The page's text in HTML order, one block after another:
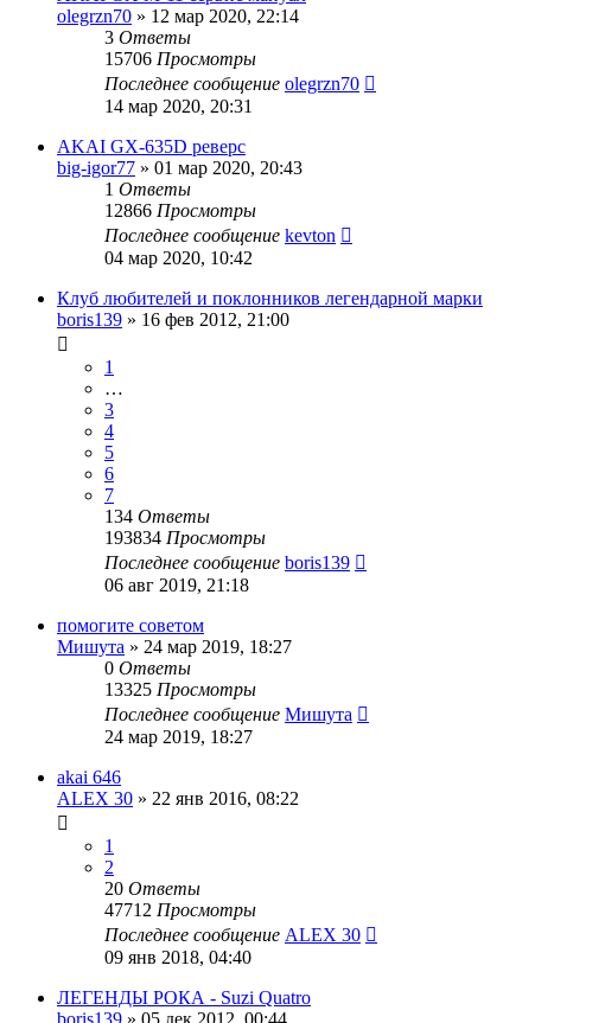
olegrzn70 » 12 мар 2020, 22:14
3 Ответы
15706 Просмотры
Последнее сообщение olegrzn70
14 мар 2020, 20:31
AKAI GX-635D реверс
big-igor77 » 01 мар 2020, 20:43
1 Ответы
12866 Просмотры
Последнее сообщение kevton
04 мар 2020, 10:42
Клуб любителей и поклонников легендарной марки
boris139 » 16 фев 2012, 21:00
1
…
3
4
5
6
7
134 Ответы
193834 Просмотры
Последнее сообщение boris139
06 авг 2019, 21:18
помогите советом
Мишута » 24 мар 2019, 18:27
0 Ответы
13325 Просмотры
Последнее сообщение Мишута
24 мар 2019, 18:27
akai 646
ALEX 30 » 22 янв 2016, 08:22
1
2
20 Ответы
47712 Просмотры
Последнее сообщение ALEX 30
09 янв 2018, 04:40
ЛЕГЕНДЫ РОКА - Suzi Quatro
boris139 » 05 дек 2012, 00:44